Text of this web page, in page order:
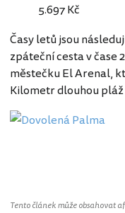
5.697 Kč
Časy letů jsou
zpáteční cesta v čase
městečku El Arenal,
Kilometr dlouhou
Tento článek může obsahovat